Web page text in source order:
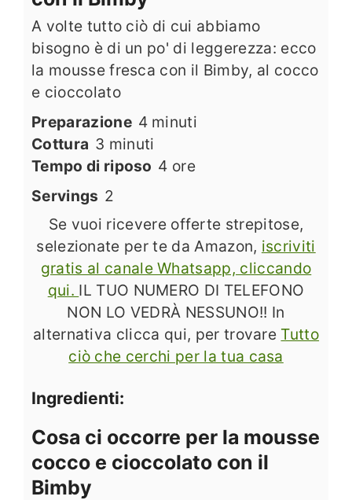
A volte tutto ciò di cui abbiamo
bisogno è di un po' di leggerezza: ecco
la mousse fresca con il Bimby, al cocco
e cioccolato
Preparazione 4minuti
minuti
Cottura 3 minuti
minuti
Tempo di riposo 4ore
ore
Servings 2
Se vuoi ricevere offerte strepitose,
selezionate per te da Amazon, iscriviti
gratis al canale Whatsapp, cliccando
qui. IL TUO NUMERO DI TELEFONO
NON LO VEDRÀ NESSUNO!! In
alternativa clicca qui, per trovare Tutto
ciò che cerchi per la tua casa
Ingredienti:
Cosa ci occorre per la mousse
cocco e cioccolato con il
Bimby